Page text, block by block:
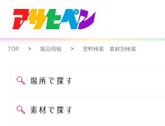
TOP 製品情報 塗料検索 素材別検索